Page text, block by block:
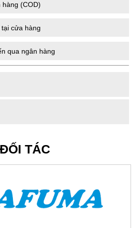
(COD)
cửa hàng
qua ngân hàng
ĐỐI TÁC